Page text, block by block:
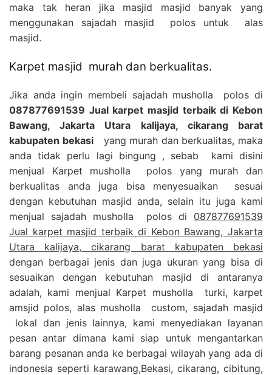
maka tak heran jika masjid masjid banyak yang
menggunakan sajadah masjid polos untuk alas
masjid.
Karpet masjid murah dan berkualitas.
Jika anda ingin membeli sajadah musholla polos di
087877691539 Jual karpet masjid terbaik di Kebon
Bawang, Jakarta Utara kalijaya, cikarang barat
kabupaten bekasiyang murah dan berkualitas, maka
anda tidak perlu lagi bingung , sebab kami disini
menjual Karpet musholla polos yang murah dan
berkualitas anda juga bisa menyesuaikan sesuai
dengan kebutuhan masjid anda, selain itu juga kami
menjual sajadah musholla polos di 087877691539
Jual karpet masjid terbaik di Kebon Bawang, Jakarta
Utara kalijaya, cikarang barat kabupaten bekasi
dengan berbagai jenis dan juga ukuran yang bisa di
sesuaikan dengan kebutuhan masjid di antaranya
adalah, kami menjual Karpet musholla turki, karpet
amsjid polos, alas musholla custom, sajadah masjid
lokal dan jenis lainnya, kami menyediakan layanan
pesan antar dimana kami siap untuk mengantarkan
barang pesanan anda ke berbagai wilayah yang ada di
indonesia seperti karawang,Bekasi, cikarang, cibitung,